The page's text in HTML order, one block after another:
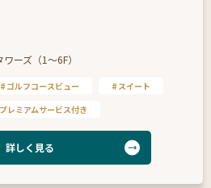
ーズ（1〜6F）
ゴルフコースビュー
スイート
プレミアムサービス付き
詳しく見る